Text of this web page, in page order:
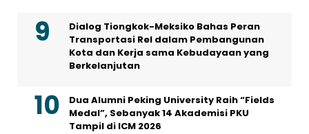
Dialog Tiongkok-Meksiko Bahas Peran
Transportasi Rel dalam Pembangunan
Kota dan Kerja sama Kebudayaan yang
Berkelanjutan
Dua Alumni Peking University Raih “Fields
Medal”, Sebanyak 14 Akademisi PKU
Tampil di ICM 2026